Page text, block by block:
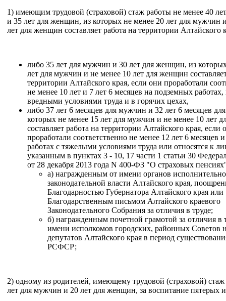
1) имеющим трудовой (страховой) стаж работы не менее 40
и 35 лет для женщин, из которых не менее 20 лет для мужчин
лет для женщин составляет работа на территории Алтайского
либо 35 лет для мужчин и 30 лет для женщин, из
лет для мужчин и не менее 10 лет для женщин
территории Алтайского края, если они проработали
не менее 10 лет и 7 лет 6 месяцев на подземных работах,
вредными условиями труда и в горячих цехах,
либо 37 лет 6 месяцев для мужчин и 32 лет 6 месяцев
которых не менее 15 лет для мужчин и не менее 10 лет
составляет работа на территории Алтайского края, если
проработали соответственно не менее 12 лет 6 месяцев
работах с тяжелыми условиями труда или относятся к
указанным в пунктах 3 - 10, 17 части 1 статьи 30
от 28 декабря 2013 года N 400-ФЗ "О страховых
а) награжденным от имени органов
законодательной власти Алтайского края,
Благодарностью Губернатора Алтайского края или
Благодарственным письмом Алтайского краевого
Законодательного Собрания за отличия в труде;
б) награжденным почетной грамотой за отличия в
имени исполкомов городских, районных Советов
депутатов Алтайского края в период
РСФСР;
2) одному из родителей, имеющему трудовой (страховой)
лет для мужчин и 20 лет для женщин, за воспитание пятерых и